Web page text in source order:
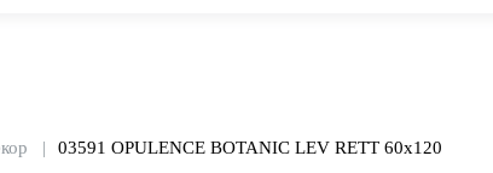
03591 OPULENCE BOTANIC LEV RETT 60x120